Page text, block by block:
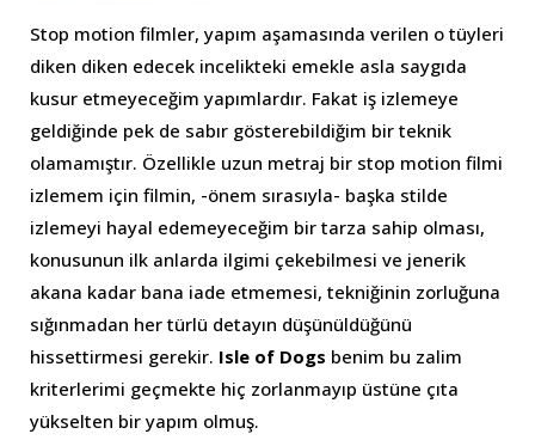
Stop motion filmler, yapım aşamasında verilen o tüyleri
diken diken edecek incelikteki emekle asla saygıda
kusur etmeyeceğim yapımlardır. Fakat iş izlemeye
geldiğinde pek de sabır gösterebildiğim bir teknik
olamamıştır. Özellikle uzun metraj bir stop motion filmi
izlemem için filmin, -önem sırasıyla- başka stilde
izlemeyi hayal edemeyeceğim bir tarza sahip olması,
konusunun ilk anlarda ilgimi çekebilmesi ve jenerik
akana kadar bana iade etmemesi, tekniğinin zorluğuna
sığınmadan her türlü detayın düşünüldüğünü
hissettirmesi gerekir. Isle of Dogs benim bu zalim
kriterlerimi geçmekte hiç zorlanmayıp üstüne çıta
yükselten bir yapım olmuş.